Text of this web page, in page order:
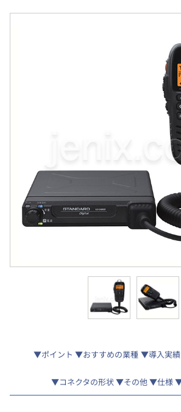
ポイント おすすめの業種 導入実績
コネクタの形状 その他 仕様